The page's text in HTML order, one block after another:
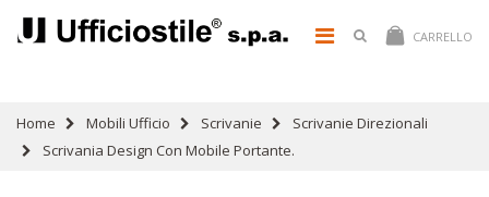
CARRELLO
Home Mobili Ufficio Scrivanie
Scrivanie Direzionali
Scrivania Design Con Mobile Portante.